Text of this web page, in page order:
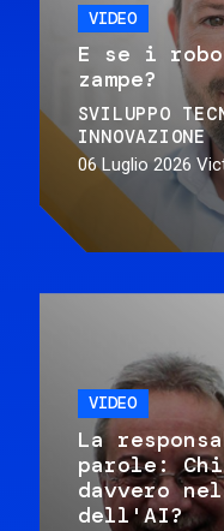
VIDEO
E se i
zampe?
SVILUPPO
INNOVAZIONE
06 Luglio 2026
VIDEO
La
parole:
davvero
dell'AI?